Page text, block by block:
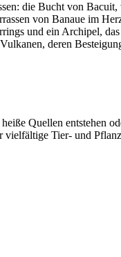
die Bucht von
von Banaue im
und ein Archipel, das
deren
Quellen entstehen
vielfältige Tier- und